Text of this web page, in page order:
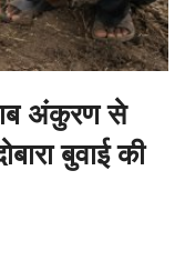
अंकुरण से
बुवाई की